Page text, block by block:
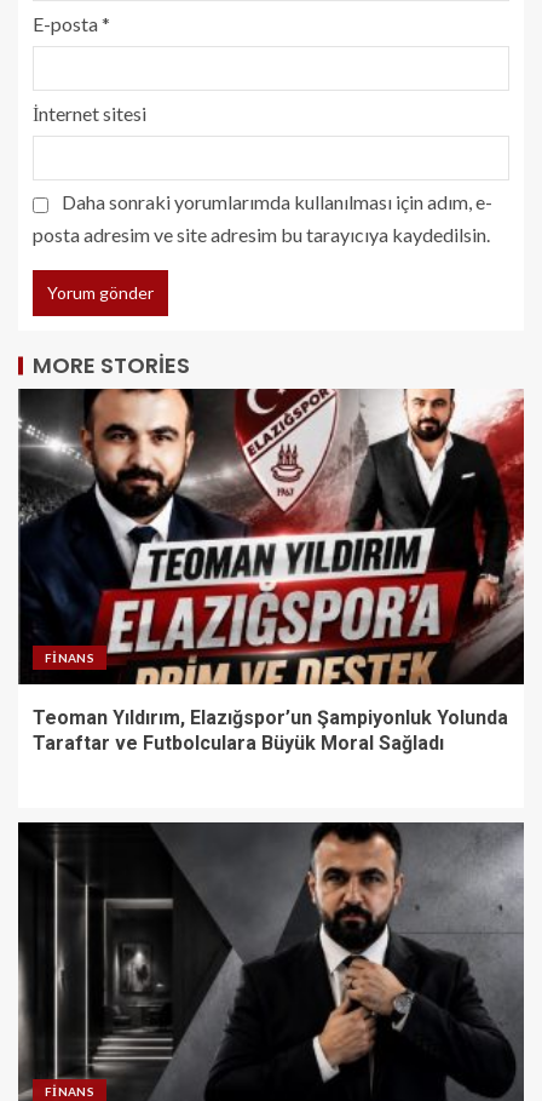
E-posta*
İnternet sitesi
Daha sonraki yorumlarımda kullanılması için adım, e-
posta adresim ve site adresim bu tarayıcıya kaydedilsin.
MORE STORIES
FINANS
Teoman Yıldırım, Elazığspor’un Şampiyonluk Yolunda
Taraftar ve Futbolculara Büyük Moral Sağladı
FINANS